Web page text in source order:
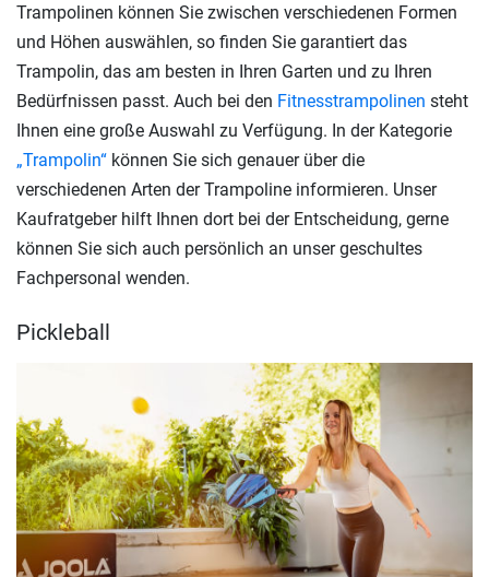
Trampolinen können Sie zwischen verschiedenen Formen
und Höhen auswählen, so finden Sie garantiert das
Trampolin, das am besten in Ihren Garten und zu Ihren
Bedürfnissen passt. Auch bei den Fitnesstrampolinen steht
Ihnen eine große Auswahl zu Verfügung. In der Kategorie
„Trampolin“ können Sie sich genauer über die
verschiedenen Arten der Trampoline informieren. Unser
Kaufratgeber hilft Ihnen dort bei der Entscheidung, gerne
können Sie sich auch persönlich an unser geschultes
Fachpersonal wenden.
Pickleball